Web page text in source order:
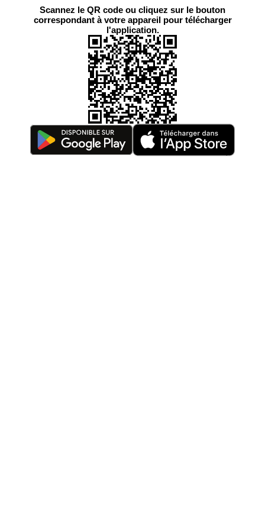
Scannez le QR code ou cliquez sur le bouton
correspondant à votre appareil pour télécharger
l'application.